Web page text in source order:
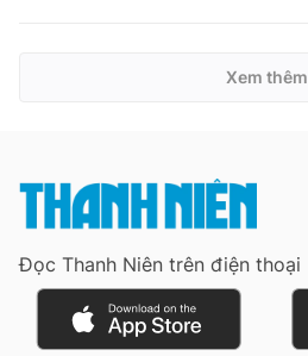
Xem thêm
Đọc Thanh Niên trên điện thoại